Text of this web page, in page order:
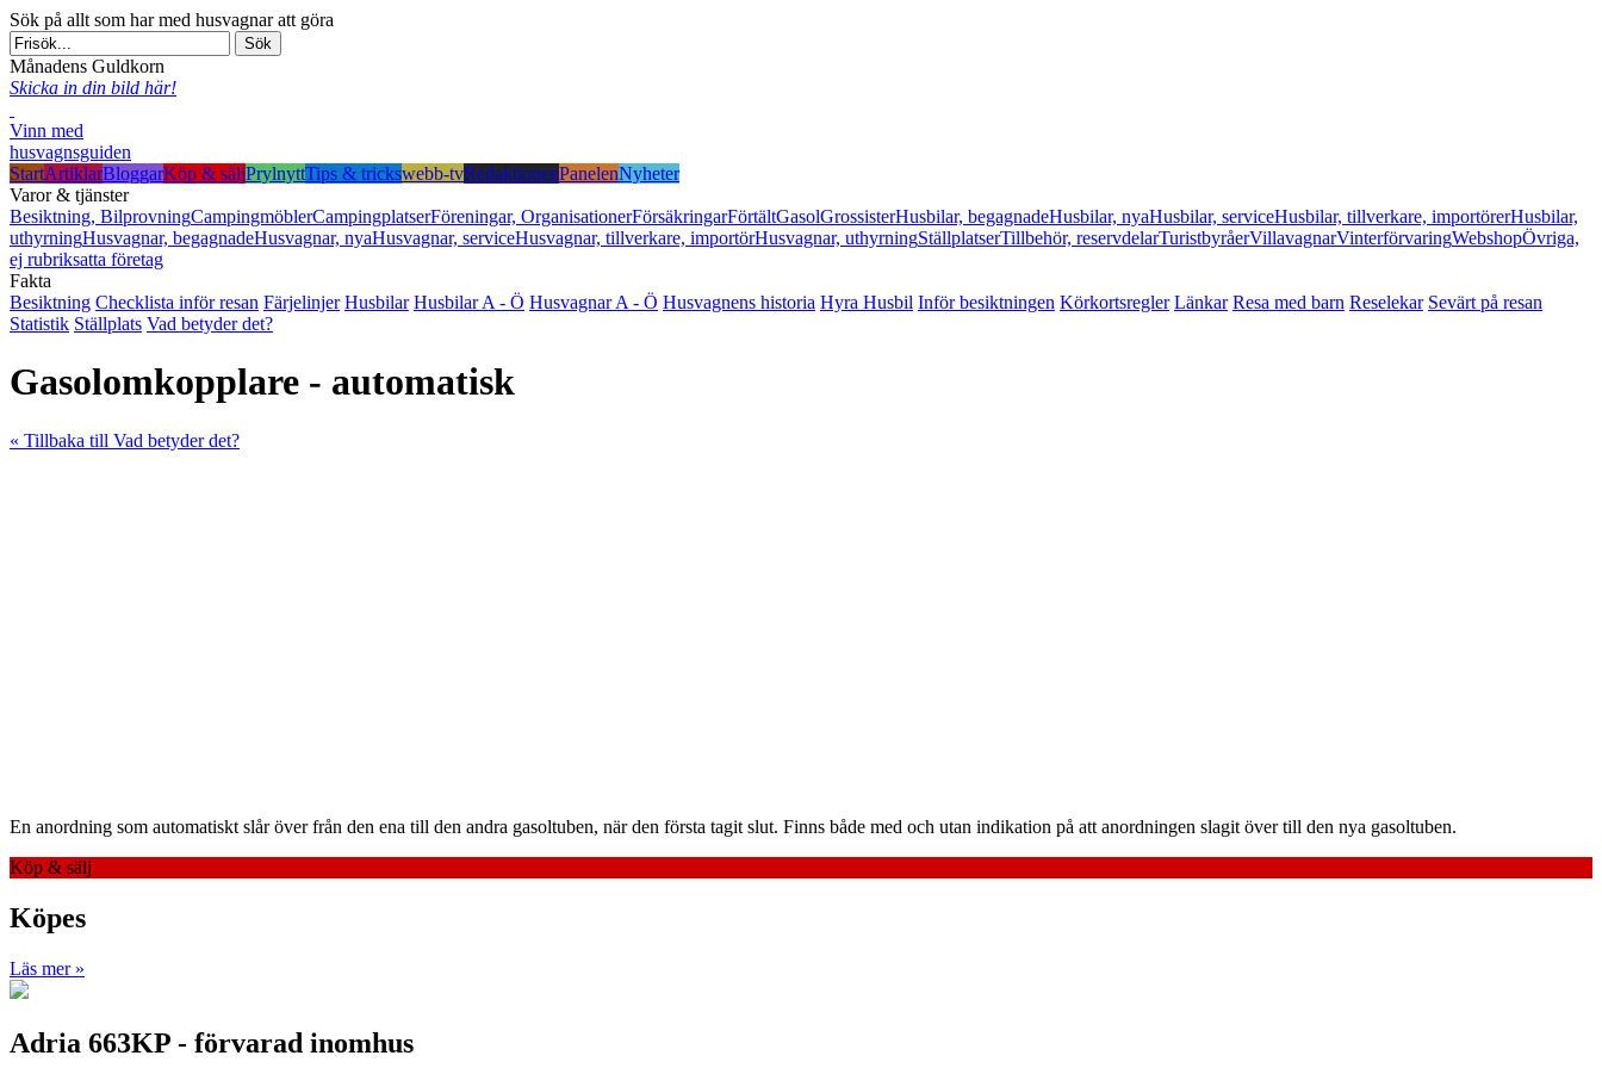
Sök på allt som har med husvagnar att göra
Månadens Guldkorn
Skicka in din bild här!
Vinn med
husvagnsguiden
StartArtiklarBloggarKöp & säljPrylnyttTips & trickswebb-tvRedaktionenPanelenNyheter
Varor & tjänster
Besiktning, BilprovningCampingmöblerCampingplatserFöreningar, OrganisationerFörsäkringarFörtältGasolGrossisterHusbilar, begagnadeHusbilar, nyaHusbilar, serviceHusbilar, tillverkare, importörerHusbilar,
uthyrningHusvagnar, begagnadeHusvagnar, nyaHusvagnar, serviceHusvagnar, tillverkare, importörHusvagnar, uthyrningStällplatserTillbehör, reservdelarTuristbyråerVillavagnarVinterförvaringWebshopÖvriga,
ej rubriksatta företag
Fakta
Besiktning Checklista inför resan Färjelinjer Husbilar Husbilar A - Ö Husvagnar A - Ö Husvagnens historia Hyra Husbil Inför besiktningen Körkortsregler Länkar Resa med barn Reselekar Sevärt på resan
Statistik Ställplats Vad betyder det?
Gasolomkopplare - automatisk
« Tillbaka till Vad betyder det?
En anordning som automatiskt slår över från den ena till den andra gasoltuben, när den första tagit slut. Finns både med och utan indikation på att anordningen slagit över till den nya gasoltuben.
Köp & sälj
Köpes
Läs mer »
Adria 663KP - förvarad inomhus